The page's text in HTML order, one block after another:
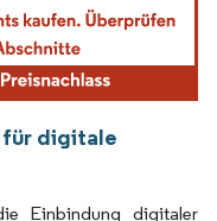
für digitale
Einbindung digitaler